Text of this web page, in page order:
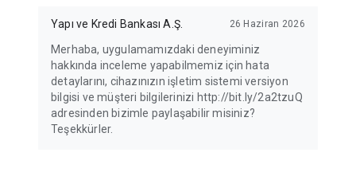
Yapı ve Kredi Bankası A.Ş. 26 Haziran 2026
Merhaba, uygulamamızdaki deneyiminiz
hakkında inceleme yapabilmemiz için hata
detaylarını, cihazınızın işletim sistemi versiyon
bilgisi ve müşteri bilgilerinizi http://bit.ly/2a2tzuQ
adresinden bizimle paylaşabilir misiniz?
Teşekkürler.